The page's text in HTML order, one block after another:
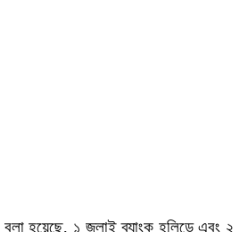
বলা হয়েছে, ১ জুলাই ব্যাংক হলিডে এবং ২